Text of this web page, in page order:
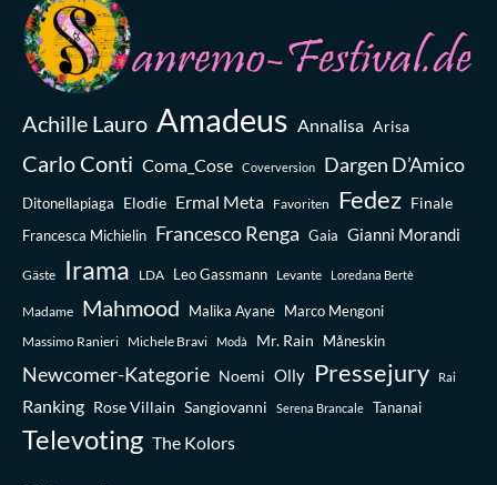
Achille Lauro Amadeus Annalisa Arisa
Carlo Conti Coma_Cose Coverversion Dargen D’Amico
Ditonellapiaga Elodie Ermal Meta Favoriten Fedez Finale
Francesca Michielin Francesco Renga Gaia Gianni Morandi
Gäste Irama LDA Leo Gassmann Levante Loredana Bertè
Madame Mahmood Malika Ayane Marco Mengoni
Massimo Ranieri Michele Bravi Modà Mr. Rain Måneskin
Newcomer-Kategorie Noemi Olly Pressejury Rai
Ranking Rose Villain Sangiovanni Serena Brancale Tananai
Televoting The Kolors